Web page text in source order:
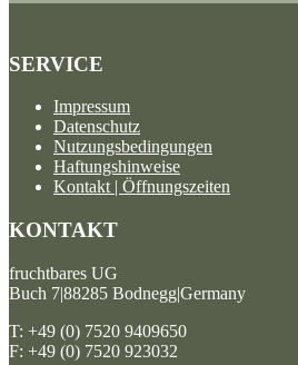
SERVICE
Impressum
Datenschutz
Nutzungsbedingungen
Haftungshinweise
Kontakt | Öffnungszeiten
KONTAKT
fruchtbares UG
Buch 7|88285 Bodnegg|Germany
T: +49 (0) 7520 9409650
F: +49 (0) 7520 923032